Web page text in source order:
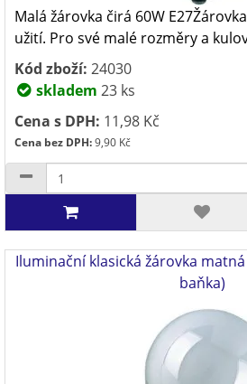
Malá žárovka čirá 60W
užití. Pro své malé rozměry a
Kód zboží: 24030
skladem 23 ks
Cena s DPH: 11,98 Kč
Cena bez DPH:9,90 Kč
Iluminační klasická žárovka matná
baňka)